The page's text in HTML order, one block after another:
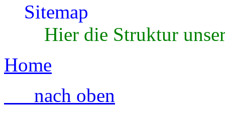
Sitemap
Hier die Struktur
Home
nach oben